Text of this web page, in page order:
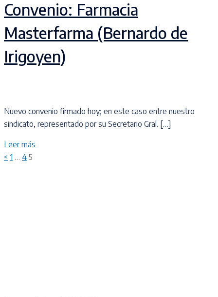
Convenio: Farmacia
Masterfarma (Bernardo de
Irigoyen)
Nuevo convenio firmado hoy; en este caso entre nuestro
sindicato, representado por su Secretario Gral. […]
Leer más
Paginación
< 1 … 4 5